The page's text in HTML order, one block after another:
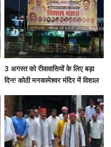
3 अगस्त को रीवावासियों के लिए बड़ा
दिन! कोठी मनकामेश्वर मंदिर में विशाल